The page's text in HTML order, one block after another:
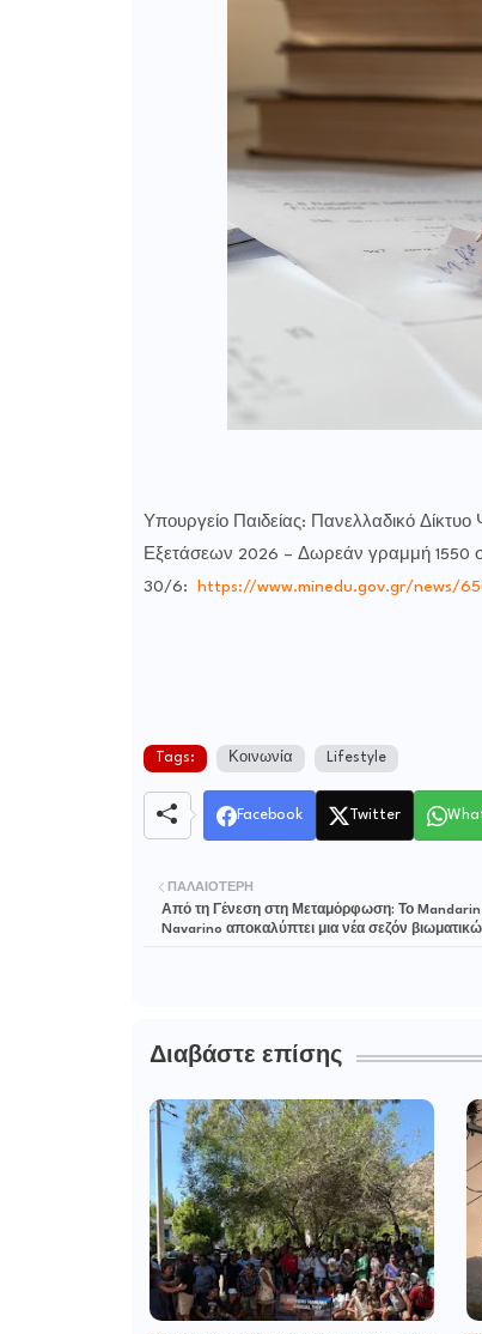
Υπουργείο Παιδείας: Πανελλαδικό
Εξετάσεων 2026 – Δωρεάν γραμμή 1550
30/6:
https://www.minedu.gov.gr/news/
Tags: Κοινωνία Lifestyle
Facebook Twitter
ΠΑΛΑΙΌΤΕΡΗ
Από τη Γένεση στη Μεταμόρφωση: Το
Navarino αποκαλύπτει μια νέα σεζόν
Διαβάστε επίσης